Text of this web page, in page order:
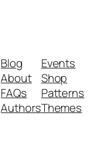
Blog
About
FAQs
Authors
Events
Shop
Patterns
Themes